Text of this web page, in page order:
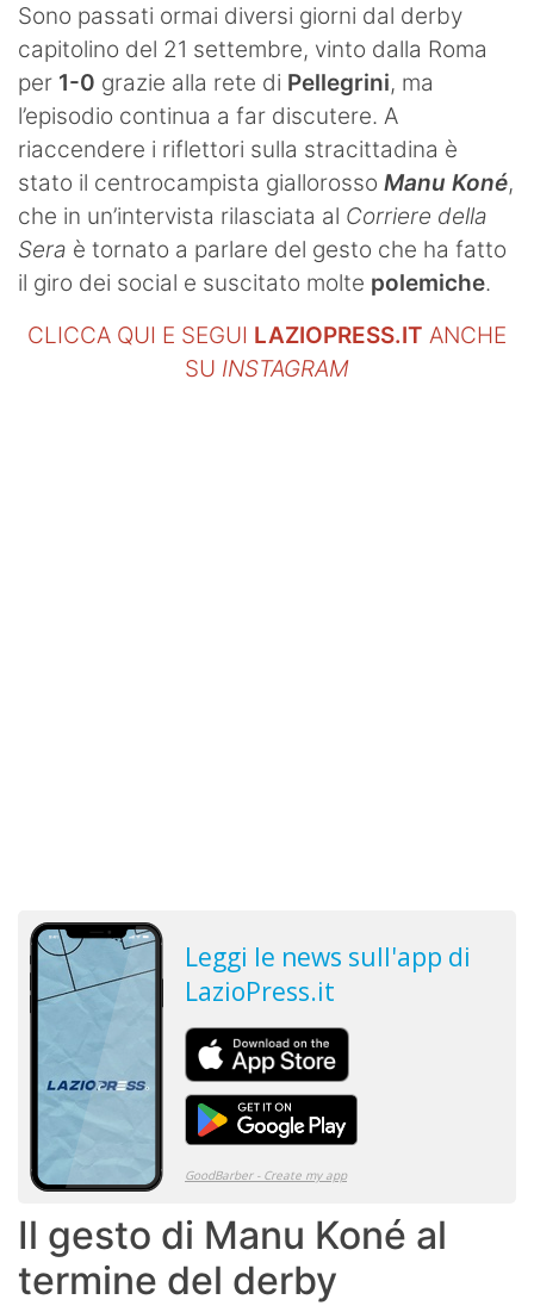
Sono passati ormai diversi giorni dal derby
capitolino del 21 settembre, vinto dalla Roma
per 1-0 grazie alla rete di Pellegrini, ma
l’episodio continua a far discutere. A
riaccendere i riflettori sulla stracittadina è
stato il centrocampista giallorosso Manu Koné,
che in un’intervista rilasciata al Corriere della
Sera è tornato a parlare del gesto che ha fatto
il giro dei social e suscitato molte polemiche.
CLICCA QUI E SEGUI LAZIOPRESS.IT ANCHE
SU INSTAGRAM
Il gesto di Manu Koné al
termine del derby